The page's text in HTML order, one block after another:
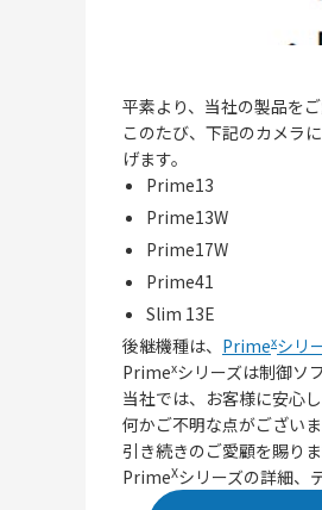
平素より、当社の製品を
このたび、下記のカメラ
げます。
Prime13
Prime13W
Prime17W
Prime41
Slim 13E
後継機種は、 Primexシリ
Primexシリーズは制御ソ
当社では、お客様に安心
何かご不明な点がござい
引き続きのご愛顧を賜り
PrimeXシリーズの詳細、